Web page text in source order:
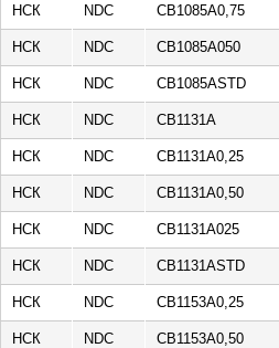
ьНСК NDC CB1085A0,75
НСК NDC CB1085A050
НСК NDC CB1085ASTD
НСК NDC CB1131A
НСК NDC CB1131A0,25
НСК NDC CB1131A0,50
НСК NDC CB1131A025
НСК NDC CB1131ASTD
НСК NDC CB1153A0,25
НСК NDC CB1153A0,50